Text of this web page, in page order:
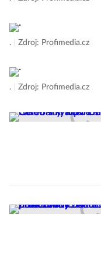
. Zdroj: Profimedia.cz
. Zdroj: Profimedia.cz